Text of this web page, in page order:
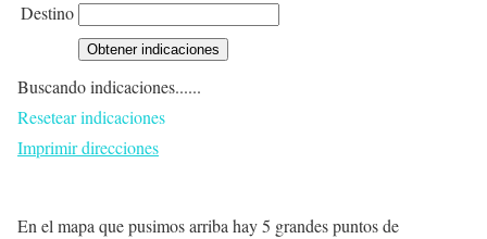
Destino
Buscando indicaciones......
Resetear indicaciones
Imprimir direcciones
En el mapa que pusimos arriba hay 5 grandes puntos de